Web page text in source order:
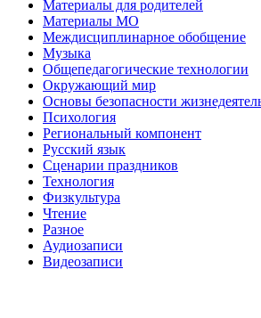
Материалы для родителей
Материалы МО
Междисциплинарное обобщение
Музыка
Общепедагогические технологии
Окружающий мир
Основы безопасности
Психология
Региональный компонент
Русский язык
Сценарии праздников
Технология
Физкультура
Чтение
Разное
Аудиозаписи
Видеозаписи